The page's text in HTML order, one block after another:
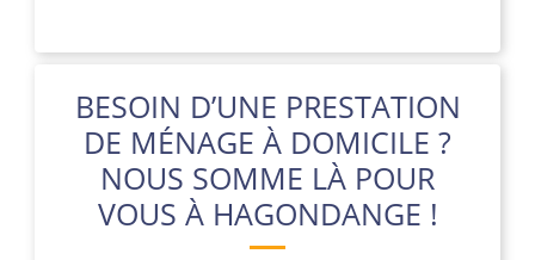
BESOIN D’UNE PRESTATION
DE MÉNAGE À DOMICILE ?
NOUS SOMME LÀ POUR
VOUS À HAGONDANGE !